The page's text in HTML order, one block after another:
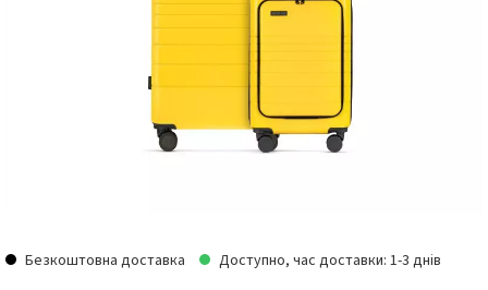
Безкоштовна доставка
Доступно, час доставки: 1-3 днів